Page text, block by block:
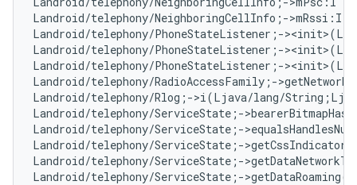
Landroid/telephony/NeighboringCellInfo;-
Landroid/telephony/PhoneStateListener;-
Landroid/telephony/PhoneStateListener;-
Landroid/telephony/PhoneStateListener;-
Landroid/telephony/RadioAccessFamily;-
Landroid/telephony/Rlog;->i(Ljava/lang/
Landroid/telephony/ServiceState;-
Landroid/telephony/ServiceState;-
Landroid/telephony/ServiceState;-
Landroid/telephony/ServiceState;-
Landroid/telephony/ServiceState;-